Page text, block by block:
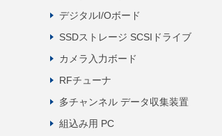
デジタルI/Oボード
SSDストレージ SCSIドライブ
カメラ入力ボード
RFチューナ
多チャンネル データ収集装置
組込み用 PC